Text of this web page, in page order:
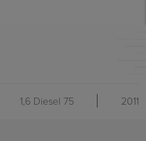
1,6 Diesel 75 2011